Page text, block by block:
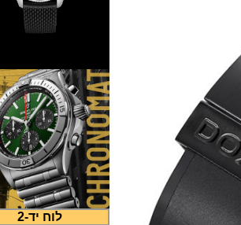
לוח יד-2